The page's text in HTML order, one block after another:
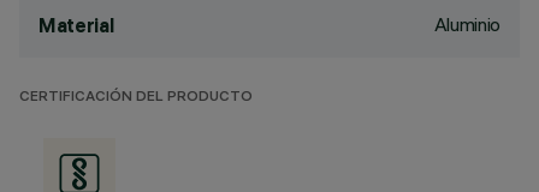
Material Aluminio
CERTIFICACIÓN DEL PRODUCTO